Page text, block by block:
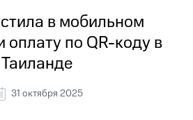
в мобильном
по QR-коду в
Таиланде
31 октября 2025